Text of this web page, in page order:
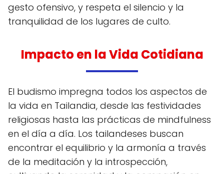
gesto ofensivo, y respeta el silencio y la
tranquilidad de los lugares de culto.
Impacto en la Vida Cotidiana
El budismo impregna todos los aspectos de
la vida en Tailandia, desde las festividades
religiosas hasta las prácticas de mindfulness
en el día a día. Los tailandeses buscan
encontrar el equilibrio y la armonía a través
de la meditación y la introspección,